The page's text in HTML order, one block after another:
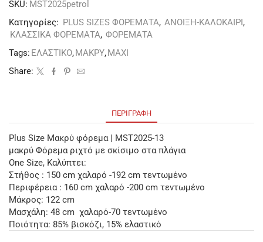
SKU: MST2025petrol
Κατηγορίες: PLUS SIZES ΦΟΡΕΜΑΤΑ, ΑΝΟΙΞΗ-ΚΑΛΟΚΑΙΡΙ ,
ΚΛΑΣΣΙΚΑ ΦΟΡΕΜΑΤΑ, ΦΟΡΕΜΑΤΑ
Tags: ΕΛΑΣΤΙΚΟ, ΜΑΚΡΥ, ΜΑΧΙ
Share:
ΠΕΡΙΓΡΑΦΉ
Plus Size Μακρύ φόρεμα | MST2025-13
μακρύ Φόρεμα ριχτό με σκίσιμο στα πλάγια
One Size, Καλύπτει:
Στήθος : 150 cm χαλαρό -192 cm τεντωμένο
Περιφέρεια : 160 cm χαλαρό -200 cm τεντωμένο
Μάκρος: 122 cm
Μασχάλη: 48 cm χαλαρό-70 τεντωμένο
Ποιότητα: 85% βισκόζι, 15% ελαστικό